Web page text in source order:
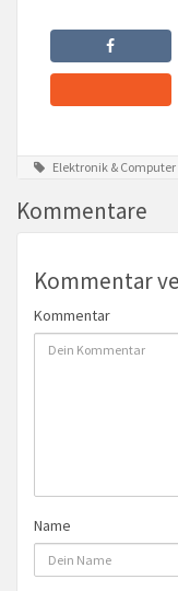
Elektronik & Computer
Kommentare
Kommentar
Kommentar
Name